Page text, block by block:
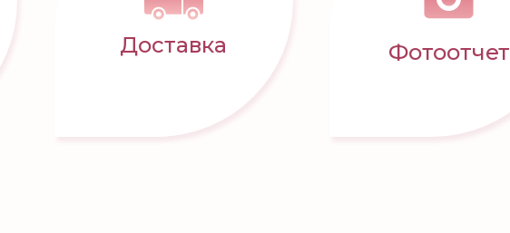
Доставка Фотоотчет